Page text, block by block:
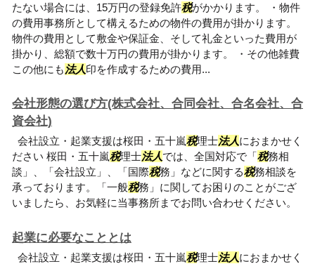
たない場合には、15万円の登録免許税がかかります。 ・物件
の費用事務所として構えるための物件の費用が掛かります。
物件の費用として敷金や保証金、そして礼金といった費用が
掛かり、総額で数十万円の費用が掛かります。 ・その他雑費
この他にも 法人印を作成するための費用...
会社形態の選び方(株式会社、合同会社、合名会社、合
資会社)
会社設立・起業支援は桜田・五十嵐税理士法人におまかせく
ださい 桜田・五十嵐税理士法人では、全国対応で「税務相
談」、「会社設立」、「国際税務」などに関する税務相談を
承っております。「一般税務」に関してお困りのことがござ
いましたら、お気軽に当事務所までお問い合わせください。
起業に必要なこととは
会社設立・起業支援は桜田・五十嵐税理士法人におまかせく